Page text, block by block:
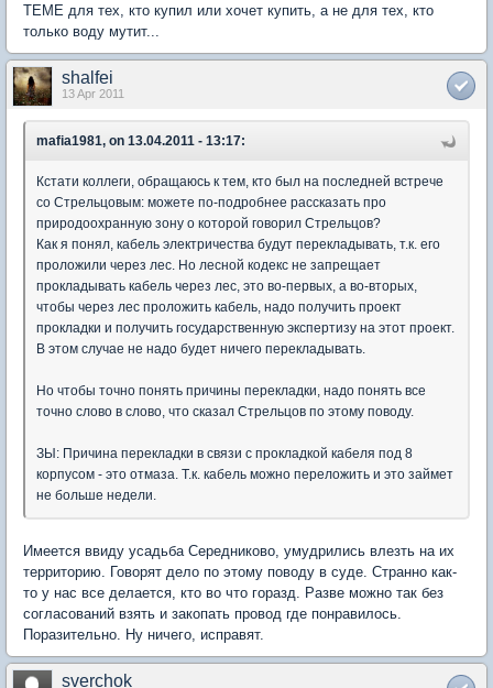
ТЕМЕ для тех, кто купил или хочет купить, а не для тех, кто
только воду мутит...
shalfei
13 Apr 2011
mafia1981, on 13.04.2011 - 13:17:
Кстати коллеги, обращаюсь к тем, кто был на последней встрече
со Стрельцовым: можете по-подробнее рассказать про
природоохранную зону о которой говорил Стрельцов?
Как я понял, кабель электричества будут перекладывать, т.к. его
проложили через лес. Но лесной кодекс не запрещает
прокладывать кабель через лес, это во-первых, а во-вторых,
чтобы через лес проложить кабель, надо получить проект
прокладки и получить государственную экспертизу на этот проект.
В этом случае не надо будет ничего перекладывать.
Но чтобы точно понять причины перекладки, надо понять все
точно слово в слово, что сказал Стрельцов по этому поводу.
ЗЫ: Причина перекладки в связи с прокладкой кабеля под 8
корпусом - это отмаза. Т.к. кабель можно переложить и это займет
не больше недели.
Имеется ввиду усадьба Середниково, умудрились влезть на их
территорию. Говорят дело по этому поводу в суде. Странно как-
то у нас все делается, кто во что горазд. Разве можно так без
согласований взять и закопать провод где понравилось.
Поразительно. Ну ничего, исправят.
sverchok